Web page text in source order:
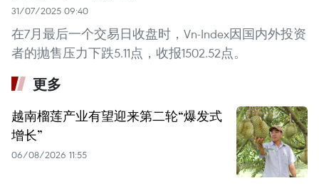
31/07/2025 09:40
在7月最后一个交易日收盘时，Vn-Index因国内外投资
者的抛售压力下跌5.11点，收报1502.52点。
更多
越南榴莲产业有望迎来第二轮“爆发式
增长”
06/08/2026 11:55